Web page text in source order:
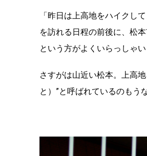
「昨日は上高地をハイクし
を訪れる日程の前後に、松
という方がよくいらっしゃい
さすがは山近い松本。上高
と）”と呼ばれているのもう